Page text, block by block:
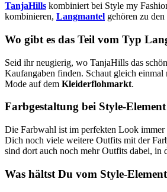
TanjaHills kombiniert bei Style my
kombinieren, Langmantel gehören zu
Wo gibt es das Teil vom Typ
Seid ihr neugierig, wo TanjaHills das
Kaufangaben finden. Schaut gleich
Mode auf dem Kleiderflohmarkt.
Farbgestaltung bei Style-
Die Farbwahl ist im perfekten Look
Dich noch viele weitere Outfits mit der
sind dort auch noch mehr Outfits dabei, in
Was hältst Du vom Style-